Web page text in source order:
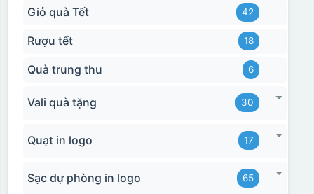
Hộp xi bình hoa
Giỏ quà Tết 42
Rượu tết 18
Quà trung thu 6
Vali quà tặng 30
Quạt in logo 17
Sạc dự phòng in logo 65